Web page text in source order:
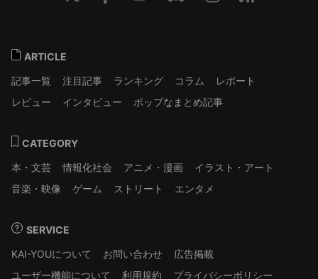
ARTICLE
記事一覧
注目記事 ランキング コラム
レポート
レビュー
インタビュー ポップなまとめ記事
CATEGORY
本・文芸
情報化社会 アニメ・漫画
イラスト・アート
音楽・映像
ゲーム ストリート エンタメ
SERVICE
KAI-YOUについて
お問い合わせ
広告掲載
ユーザー機能について
利用規約 プライバシーポリシー